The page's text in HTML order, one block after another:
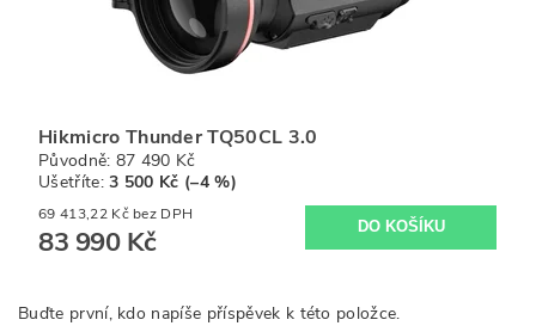
Hikmicro Thunder TQ50CL 3.0
Původně: 87 490 Kč
Ušetříte:3 500 Kč (–4 %)
69 413,22 Kč bez DPH
83 990 Kč
Buďte první, kdo napíše příspěvek k této položce.